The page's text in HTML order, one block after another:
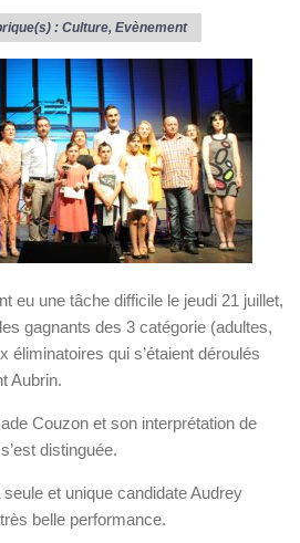
: Culture, Evènement
eu une tâche difficile le jeudi 21 juillet,
gagnants des 3 catégorie (adultes,
éliminatoires qui s’étaient déroulés
Aubrin.
Couzon et son interprétation de
distinguée.
et unique candidate Audrey
belle performance.